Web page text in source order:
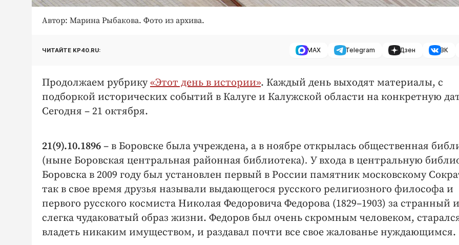
Автор: Марина Рыбакова. Фото из архива.
ЧИТАЙТЕ KP40.RU: MAX Telegram Дзен ВК
Продолжаем рубрику«Этот день в истории». Каждый день выходят материалы, с
подборкой исторических событий в Калуге и Калужской области на конкретную
Сегодня – 21 октября.
21(9).10.1896 – в Боровске была учреждена, а в ноябре открылась общественная
(ныне Боровская центральная районная библиотека). У входа в центральную
Боровска в 2009 году был установлен первый в России памятник московскому
так в свое время друзья называли выдающегося русского религиозного философа и
первого русского космиста Николая Федоровича Федорова (1829–1903) за странный и
слегка чудаковатый образ жизни. Федоров был очень скромным человеком,
владеть никаким имуществом, и раздавал почти все свое жалованье нуждающимся.